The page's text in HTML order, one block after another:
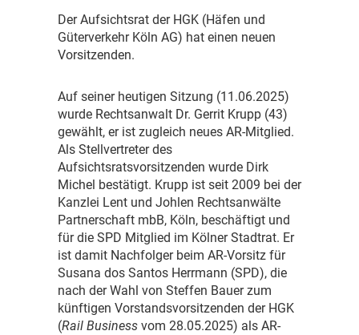
Der Aufsichtsrat der HGK (Häfen und
Güterverkehr Köln AG) hat einen neuen
Vorsitzenden.
Auf seiner heutigen Sitzung (11.06.2025)
wurde Rechtsanwalt Dr. Gerrit Krupp (43)
gewählt, er ist zugleich neues AR-Mitglied.
Als Stellvertreter des
Aufsichtsratsvorsitzenden wurde Dirk
Michel bestätigt. Krupp ist seit 2009 bei der
Kanzlei Lent und Johlen Rechtsanwälte
Partnerschaft mbB, Köln, beschäftigt und
für die SPD Mitglied im Kölner Stadtrat. Er
ist damit Nachfolger beim AR-Vorsitz für
Susana dos Santos Herrmann (SPD), die
nach der Wahl von Steffen Bauer zum
künftigen Vorstandsvorsitzenden der HGK
(Rail Business vom 28.05.2025) als AR-